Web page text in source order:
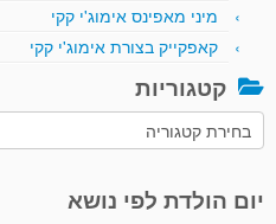
מיני מאפינס אימוג'י קקי
קאפקייק בצורת אימוג'י קקי
קטגוריות
קטגוריות
יום הולדת לפי נושא